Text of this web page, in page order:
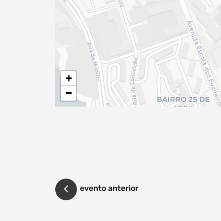
Tipo de conteúdo
Filtro dos anos
+
−
evento anterior